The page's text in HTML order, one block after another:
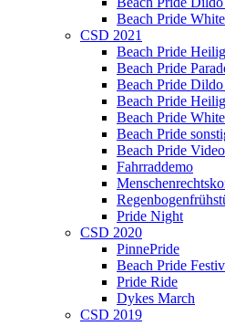
Beach Pride
CSD 2021
Beach Pride
Beach Pride
Beach Pride
Beach Pride
Beach Pride
Beach Pride
Beach Pride
Fahrraddemo
Pride Night
CSD 2020
PinnePride
Beach Pride
Pride Ride
Dykes March
CSD 2019